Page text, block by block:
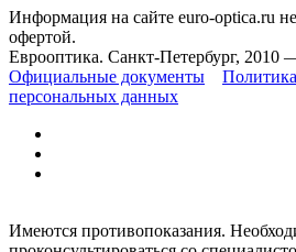
Информация на сайте euro-optica.ru
офертой.
Еврооптика. Санкт-Петербург, 2010
Официальные документы
персональных данных
Имеются противопоказания.